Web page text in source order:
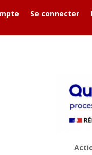
Se connecter